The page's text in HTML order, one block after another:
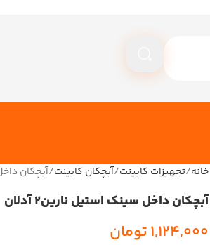
خانه تجهیزات کابینت آبچکان کابینت آبچکان داخل
آبچکان داخل سینک استیل نارین2 آدلان
1,124,000تومان